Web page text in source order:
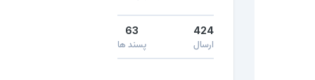
424
ارسال
63
پسند ها